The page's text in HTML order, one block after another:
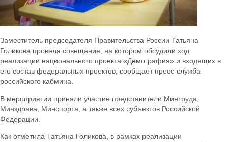
Заместитель председателя Правительства России Татьяна
Голикова провела совещание, на котором обсудили ход
реализации национального проекта «Демография» и входящих в
его состав федеральных проектов, сообщает пресс-служба
российского кабмина.
В мероприятии приняли участие представители Минтруда,
Минздрава, Минспорта, а также всех субъектов Российской
Федерации.
Как отметила Татьяна Голикова, в рамках реализации